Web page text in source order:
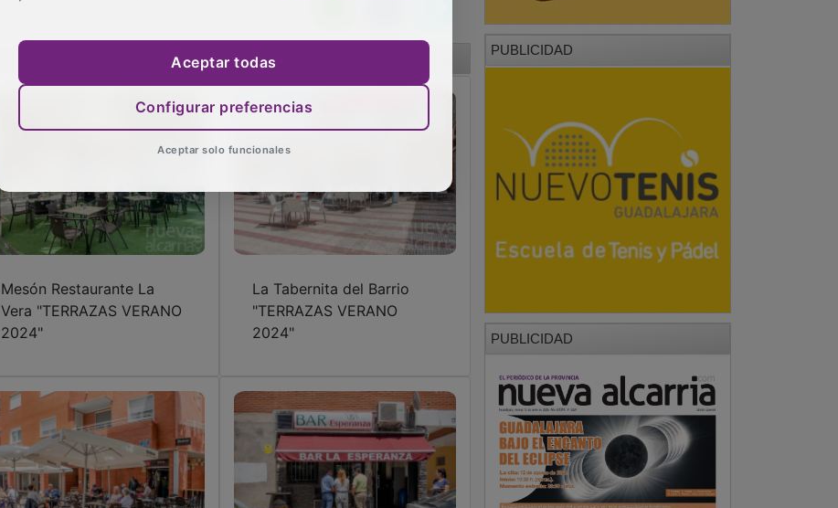
Mesón Restaurante La
Vera "TERRAZAS VERANO
2024"
La Tabernita del Barrio
"TERRAZAS VERANO
2024"
PUBLICIDAD
PUBLICIDAD
Aceptar todas
Configurar preferencias
Aceptar solo funcionales